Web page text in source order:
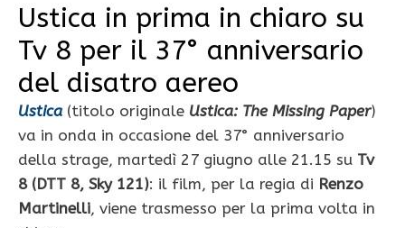
Ustica in prima in chiaro su
Tv 8 per il 37° anniversario
del disatro aereo
Ustica (titolo originale Ustica: The Missing Paper)
va in onda in occasione del 37° anniversario
della strage, martedì 27 giugno alle 21.15 su Tv
8 (DTT 8, Sky 121): il film, per la regia di Renzo
Martinelli, viene trasmesso per la prima volta in